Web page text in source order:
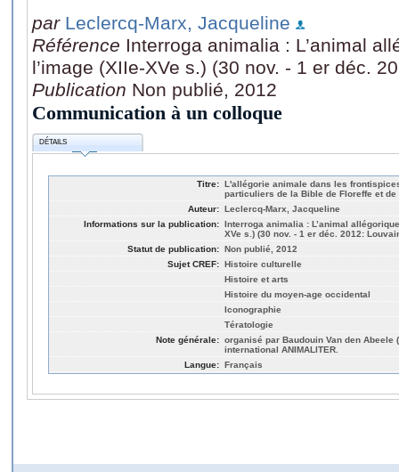
par Leclercq-Marx, Jacqueline
Référence Interroga animalia : L’animal
l’image (XIIe-XVe s.) (30 nov. - 1 er déc.
Publication Non publié, 2012
Communication à un colloque
DÉTAILS
Titre: L'allégorie animale dans les
particuliers de la Bible de Floreffe et
Auteur: Leclercq-Marx, Jacqueline
Informations sur la publication: Interroga animalia : L’animal
XVe s.) (30 nov. - 1 er déc. 2012:
Statut de publication: Non publié, 2012
Sujet CREF: Histoire culturelle
Histoire et arts
Histoire du moyen-age occidental
Iconographie
Tératologie
Note générale: organisé par Baudouin Van den Abeele
international ANIMALITER.
Langue: Français